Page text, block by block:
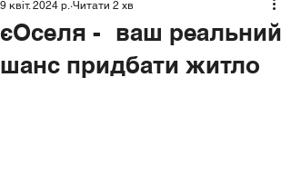
єОселя - ваш реальний
шанс придбати житло
9 квіт. 2024 р. Читати 2 хв